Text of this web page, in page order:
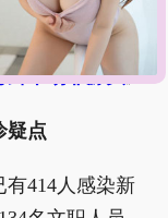
来的？《新冠疑
鲜市场非源头》
疑点
414人感染新